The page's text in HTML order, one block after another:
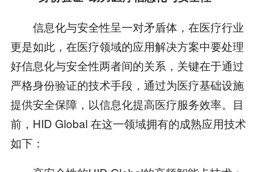
信息化与安全性呈一对矛盾体，在医疗行业
更是如此，在医疗领域的应用解决方案中要处理
好信息化与安全性两者间的关系，关键在于通过
严格身份验证的技术手段，通过为医疗基础设施
提供安全保障，以信息化提高医疗服务效率。目
前，HID Global 在这一领域拥有的成熟应用技术
如下：